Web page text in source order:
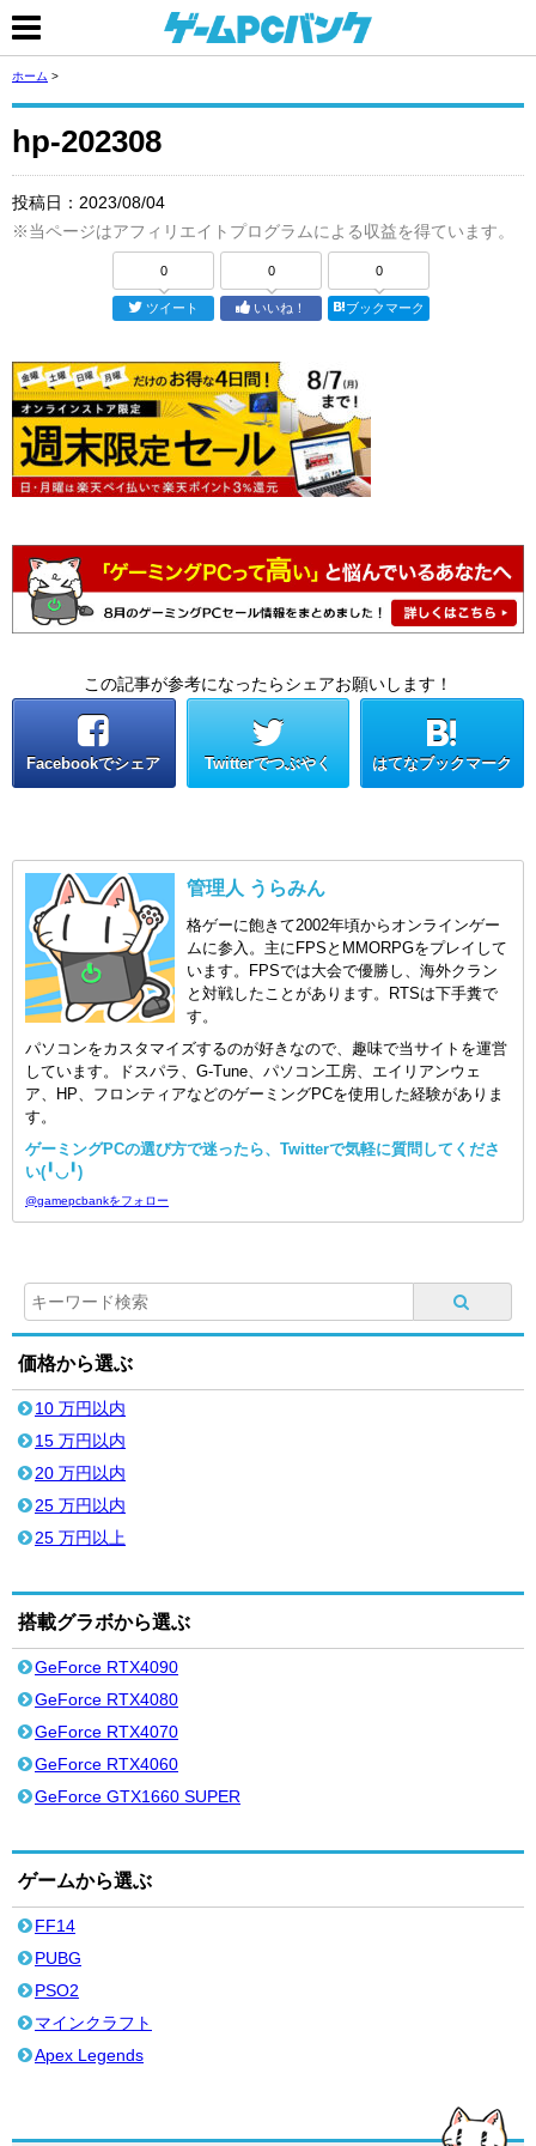
ホーム >
hp-202308
投稿日： 2023/08/04
※当ページはアフィリエイトプログラムによる収益を得ています。
0
ツイート
0
いいね！
0
ブックマーク
この記事が参考になったらシェアお願いします！
Facebookでシェア Twitterでつぶやく はてなブックマーク
管理人 うらみん
格ゲーに飽きて2002年頃からオンラインゲー
ムに参入。主にFPSとMMORPGをプレイして
います。FPSでは大会で優勝し、海外クラン
と対戦したことがあります。RTSは下手糞で
す。
パソコンをカスタマイズするのが好きなので、趣味で当サイトを運営
しています。ドスパラ、G-Tune、パソコン工房、エイリアンウェ
ア、HP、フロンティアなどのゲーミングPCを使用した経験がありま
す。
ゲーミングPCの選び方で迷ったら、Twitterで気軽に質問してくださ
い(╹◡╹)
@gamepcbankをフォロー
価格から選ぶ
10 万円以内
15 万円以内
20 万円以内
25 万円以内
25 万円以上
搭載グラボから選ぶ
GeForce RTX4090
GeForce RTX4080
GeForce RTX4070
GeForce RTX4060
GeForce GTX1660 SUPER
ゲームから選ぶ
FF14
PUBG
PSO2
マインクラフト
Apex Legends